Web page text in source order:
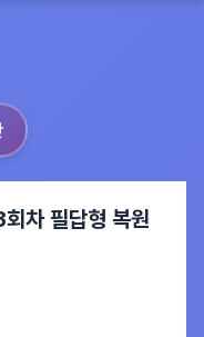
차 필답형 복원